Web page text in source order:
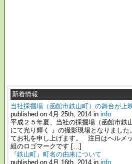
新着情報
当社採掘場（函館市鉄山町）の舞台が上
published on 4月 25th, 2014 in info
平成２５年夏、当社の採掘場（函館市
にて光り輝く 』の撮影現場となりまし
てお礼を申し上げます。 注目はヘルメ
組のロゴマークです […]
『鉄山町』町名の由来について
published on 4月 16th, 2014 in info